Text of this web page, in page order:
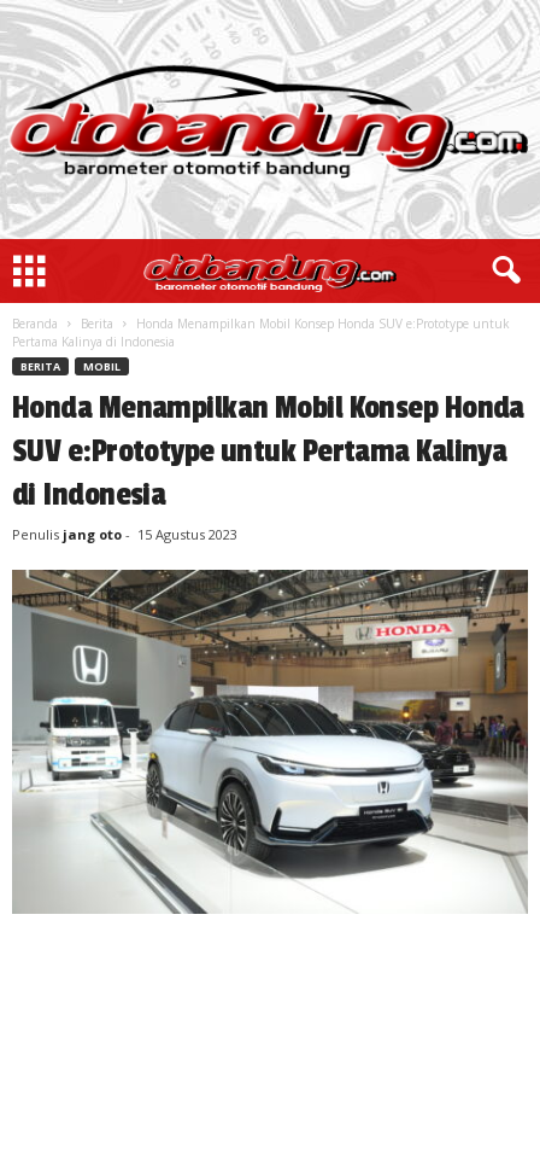
Beranda Berita
Honda Menampilkan Mobil Konsep Honda SUV e:Prototype untuk
Pertama Kalinya di Indonesia
BERITA MOBIL
Honda Menampilkan Mobil Konsep Honda
SUV e:Prototype untuk Pertama Kalinya
di Indonesia
Penulis jang oto - 15 Agustus 2023